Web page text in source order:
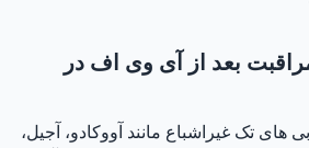
بعد از آی وی اف در
های تک غیراشباع مانند آووکادو، آجیل،